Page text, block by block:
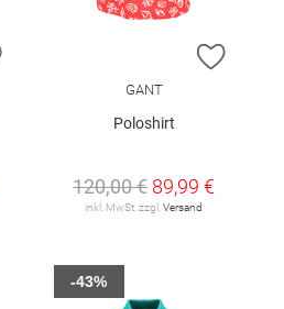
ZUR WUNSCHLISTE HINZUFÜGEN
ZUR
GANT
Poloshirt
120,00 € 89,99 €
inkl. MwSt. zzgl.Versand
-43%